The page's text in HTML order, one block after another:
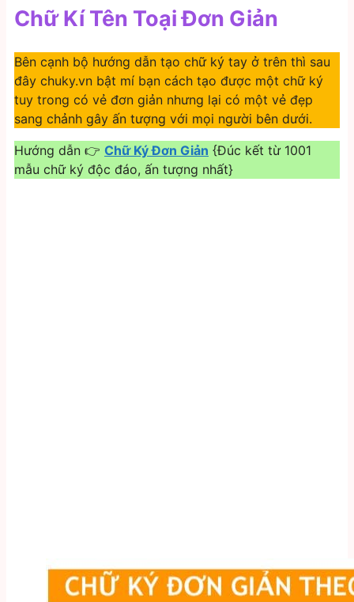
Chữ Kí Tên Toại Đơn Giản
Bên cạnh bộ hướng dẫn tạo chữ ký tay ở trên thì sau
đây chuky.vn bật mí bạn cách tạo được một chữ ký
tuy trong có vẻ đơn giản nhưng lại có một vẻ đẹp
sang chảnh gây ấn tượng với mọi người bên dưới.
Hướng dẫn 👉 Chữ Ký Đơn Giản {Đúc kết từ 1001
mẫu chữ ký độc đáo, ấn tượng nhất}